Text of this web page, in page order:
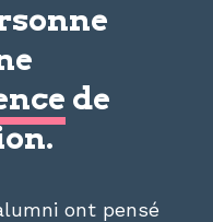
de
ont pensé